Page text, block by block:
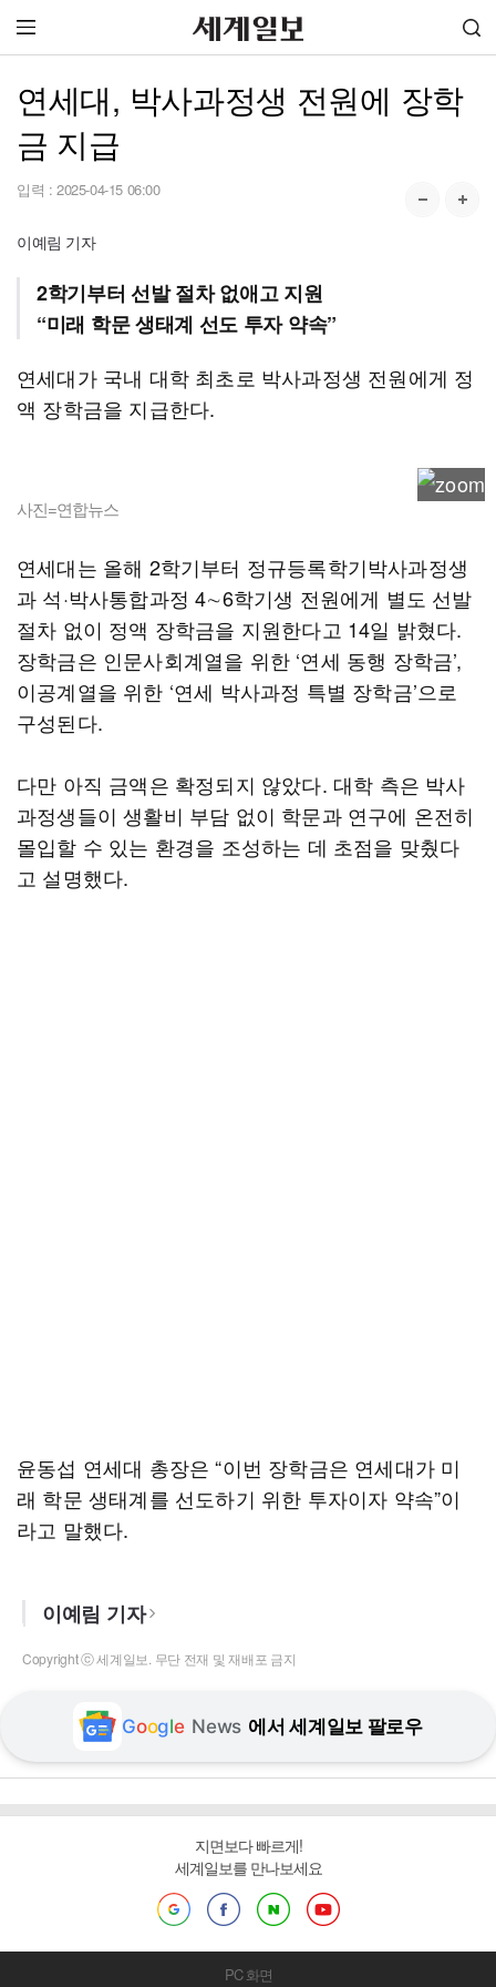
연세대, 박사과정생 전원에 장학
금 지급
입력 : 2025-04-15 06:00
이예림 기자
2학기부터 선발 절차 없애고 지원
“미래 학문 생태계 선도 투자 약속”
연세대가 국내 대학 최초로 박사과정생 전원에게 정
액 장학금을 지급한다.
사진=연합뉴스
연세대는 올해 2학기부터 정규등록학기박사과정생
과 석·박사통합과정 4∼6학기생 전원에게 별도 선발
절차 없이 정액 장학금을 지원한다고 14일 밝혔다.
장학금은 인문사회계열을 위한 ‘연세 동행 장학금’,
이공계열을 위한 ‘연세 박사과정 특별 장학금’으로
구성된다.
다만 아직 금액은 확정되지 않았다. 대학 측은 박사
과정생들이 생활비 부담 없이 학문과 연구에 온전히
몰입할 수 있는 환경을 조성하는 데 초점을 맞췄다
고 설명했다.
윤동섭 연세대 총장은 “이번 장학금은 연세대가 미
래 학문 생태계를 선도하기 위한 투자이자 약속”이
라고 말했다.
이예림 기자
Copyright ⓒ 세계일보. 무단 전재 및 재배포 금지
Google News 에서 세계일보 팔로우
지면보다 빠르게!
세계일보를 만나보세요
PC 화면